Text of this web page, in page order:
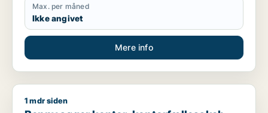
Max. per måned
Ikke angivet
Mere info
Benny søger kontor, kontorfællesskab, klinik eller
1 mdr siden